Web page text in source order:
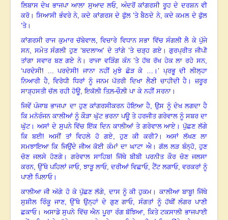
ਲਿਬਾਸ ਦੇਖ ਭਾਜਪਾ ਆਲਾ ਸੁਆਦ ਲਓ, ਅੰਦਰੋਂ ਕਾਂਗਰਸੀ ਰੂਹ ਦੇ ਦਰਸ਼ਨ ਵੀ
ਕਰੋ।ਸਿਆਸੀ ਭੰਵਰੇ ਨੇ,ਕਦੇ ਕਾਂਗਰਸ ਦੇ ਫੁੱਲ ’ਤੇ ਬੈਠਦੇ ਨੇ, ਕਦੇ ਕਮਲ ਦੇ ਫੁੱਲ
’ਤੇ।
ਕਾਂਗਰਸੀ ਰਾਜ ਕੁਮਾਰ ਚੱਬੇਵਾਲ,ਵਿਚਾਰੇ ਵਿਧਾਨ ਸਭਾ ਵਿੱਚ ਸੰਗਲੀ ਲੈ ਕੇ ਪੁੱਜੇ
ਸਨ, ਸਮੇਤ ਸੰਗਲੀ ਹੁਣ ‘ਬਦਲਾਅ’ ਦੇ ਤਾਂਗੇ ’ਤੇ ਚੜ੍ਹ ਗਏ।ਗੁਰਪ੍ਰੀਤ ਜੀਪੀ
ਤਾਂਗਾ ਸਵਾਰ ਬਣ ਗਏ ਨੇ। ਰਾਜਾ ਵੜਿੰਗ ਕੰਨ ’ਤੇ ਹੱਥ ਰੱਖ ਹੇਕ ਲਾ ਰਹੇ ਸਨ,
‘ਪਰਦੇਸੀ! ... ਪਰਦੇਸੀ! ਜਾਨਾ ਨਹੀਂ ਮੁਝੇ ਛੋੜ ਕੇ … ।’ ਪ੍ਰਭੂ ਦੀ ਲੀਲ੍ਹਾ
ਨਿਆਰੀ ਹੈ,ਵਿਰੋਧੀ ਧਿਰਾਂ ਨੂੰ ਜਨਮ ਪੱਤਰੀ ਦਿਖਾ ਲੈਣੀ ਚਾਹੀਦੀ ਹੈ ।ਜ਼ਰੂਰ
ਸਾੜ੍ਹਸਤੀ ਚੱਲ ਰਹੀ ਹੋਊ,ਇਕੱਲੀ ਤਿਲ਼-ਚੌਲ਼ੀ ਪਾ ਕੇ ਨਹੀਂ ਸਰਨਾ ।
ਜਿਵੇਂ ਪੰਜਾਬ ਭਾਜਪਾ ਦਾ ਹੁਣ ਕਾਂਗਰਸੀਕਰਨ ਹੋਇਆ ਹੈ,ਉਸ ਨੂੰ ਦੇਖ ਲਗਦਾ ਹੈ
ਕਿ ਮਨੋਰੰਜਨ ਕਾਲੀਆਂ ਨੂੰ ਕੌੜਾ ਘੁੱਟ ਭਰਨਾ ਪਊ ਤੇ ਹਰਜੀਤ ਗਰੇਵਾਲ ਨੂੰ ਸਬਰ ਦਾ
ਘੁੱਟ। ਅਸਾਂ ਦੇ ਸੁਪਨੇ ਵਿੱਚ ਇੱਕ ਦਿਨ ਕਾਲੀਆਂ ਤੇ ਗਰੇਵਾਲ ਆਏ ।ਪੁੱਛਣ ਲੱਗੇ
ਕਿ ਬਈ! ਅਸੀਂ ਤਾਂ ਵਿਹਲੇ ਹੋ ਗਏ, ਹੁਣ ਕੀ ਕਰੀ?।ਅਸਾਂ ਲੱਖਣ ਲਾ
ਸਮਝਾਇਆ ਕਿ ਜਿਉਂਦੇ ਜੀਅ ਕੋਈ ਕੰਮਾਂ ਦਾ ਘਾਟਾ ਐ।ਗੱਲ ਲੜ ਬੰਨ੍ਹੋ,ਹੁਣ
ਚੋਣ ਜਲਸੇ ਹੋਣਗੇ। ਗਰੇਵਾਲ ਸਾਹਿਬ! ਜਿੱਥੇ ਬੀਬੀ ਪਰਨੀਤ ਕੌਰ ਚੋਣ ਜਲਸਾ
ਕਰਨ, ਉੱਥੇ ਪਹਿਲਾਂ ਜਾਓ, ਝਾੜੂ ਲਾਓ, ਦਰੀਆਂ ਵਿਛਾਓ, ਟੈਂਟ ਲਗਾਓ, ਵਰਕਰਾਂ ਨੂੰ
ਪਾਣੀ ਪਿਲਾਓ।
ਕਾਲੀਆ ਜੀ ਅੱਗੇ ਹੋ ਕੇ ਪੁੱਛਣ ਲੱਗੇ, ਦਾਸ ਨੂੰ ਕੀ ਹੁਕਮ । ਕਾਲੀਆ ਬਾਬੂ! ਜਿੱਥੇ
ਸੁਸ਼ੀਲ ਰਿੰਕੂ ਜਾਣ,ਉੱਥੇ ਉਨ੍ਹਾਂ ਦੇ ਗੁਣ ਗਾਓ, ਸੰਗਤਾਂ ਨੂੰ ਹੱਥੀਂ ਲੰਗਰ ਪਾਣੀ
ਛਕਾਓ। ਅਸਾਡੇ ਸੁਪਨੇ ਵਿੱਚ ਐਨ ਪੂਰਾ ਰੰਗ ਬੱਝਿਆ, ਕਿਤੇ ਟਕਸਾਲੀ ਭਾਜਪਾਈ